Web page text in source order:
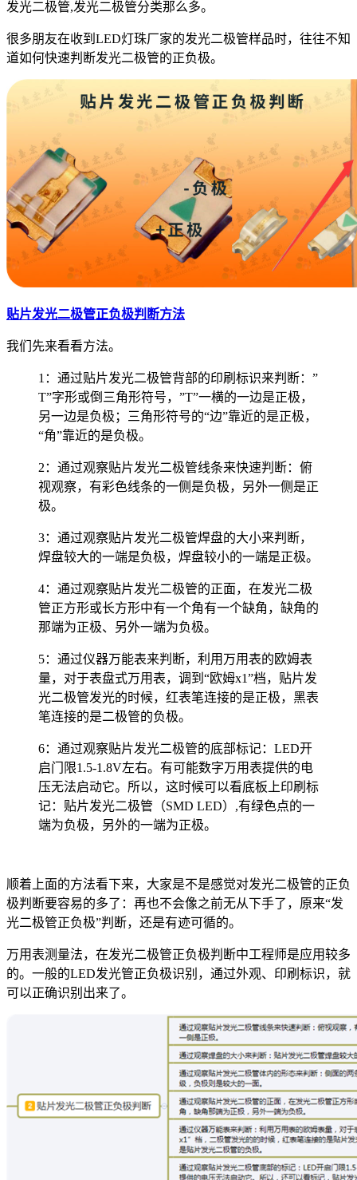
发光二极管,发光二极管分类那么多。
很多朋友在收到LED灯珠厂家的发光二极管样品时，往往不知
道如何快速判断发光二极管的正负极。
贴片发光二极管正负极判断方法
我们先来看看方法。
1：通过贴片发光二极管背部的印刷标识来判断：”
T”字形或倒三角形符号，”T”一横的一边是正极，
另一边是负极；三角形符号的“边”靠近的是正极，
“角”靠近的是负极。
2：通过观察贴片发光二极管线条来快速判断：俯
视观察，有彩色线条的一侧是负极，另外一侧是正
极。
3：通过观察贴片发光二极管焊盘的大小来判断，
焊盘较大的一端是负极，焊盘较小的一端是正极。
4：通过观察贴片发光二极管的正面，在发光二极
管正方形或长方形中有一个角有一个缺角，缺角的
那端为正极、另外一端为负极。
5：通过仪器万能表来判断，利用万用表的欧姆表
量，对于表盘式万用表，调到“欧姆x1”档，贴片发
光二极管发光的时候，红表笔连接的是正极，黑表
笔连接的是二极管的负极。
6：通过观察贴片发光二极管的底部标记：LED开
启门限1.5-1.8V左右。有可能数字万用表提供的电
压无法启动它。所以，这时候可以看底板上印刷标
记：贴片发光二极管（SMD LED）,有绿色点的一
端为负极，另外的一端为正极。
顺着上面的方法看下来，大家是不是感觉对发光二极管的正负
极判断要容易的多了：再也不会像之前无从下手了，原来“发
光二极管正负极”判断，还是有迹可循的。
万用表测量法，在发光二极管正负极判断中工程师是应用较多
的。一般的LED发光管正负极识别，通过外观、印刷标识，就
可以正确识别出来了。